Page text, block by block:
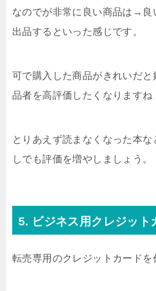
なのでが非常に良い商品は→
出品するといった感じです。
可で購入した商品がきれいだと
品者を高評価したくなりますね
とりあえず読まなくなった本
しでも評価を増やしましょう。
5. ビジネス用クレジット
転売専用のクレジットカードを